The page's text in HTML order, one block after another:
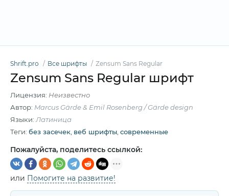
Shrift.pro Все шрифты Zensum Sans Regular
Zensum Sans Regular шрифт
Лицензия: Неизвестно
Автор: Marcus Gärde & Emil Rosenberg / Gärde design
Языки: Латиница
Теги: без засечек веб шрифты современные
Пожалуйста, поделитесь ссылкой:
или Помогите на развитие!